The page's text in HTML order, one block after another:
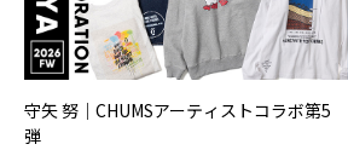
守矢 努｜CHUMSアーティストコラボ第5
弾